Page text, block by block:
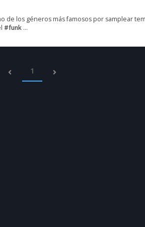
de los géneros más famosos por samplear
#funk ...
1